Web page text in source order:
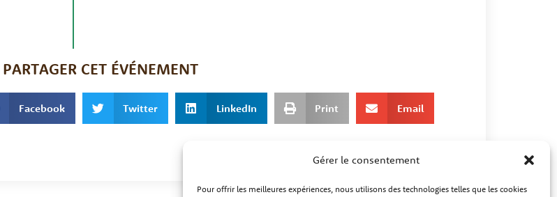
Gérer le consentement
Pour offrir les meilleures expériences, nous utilisons des technologies telles que les cookies
PARTAGER CET ÉVÉNEMENT
Facebook Twitter LinkedIn Print Email